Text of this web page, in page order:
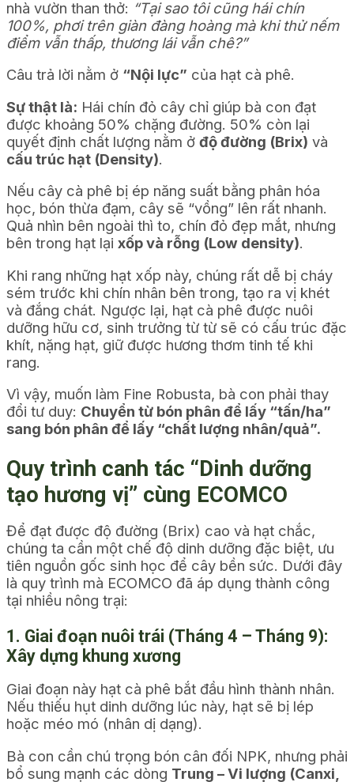
nhà vườn than thở: “Tại sao tôi cũng hái chín
100%, phơi trên giàn đàng hoàng mà khi thử nếm
điểm vẫn thấp, thương lái vẫn chê?”
Câu trả lời nằm ở “Nội lực” của hạt cà phê.
Sự thật là: Hái chín đỏ cây chỉ giúp bà con đạt
được khoảng 50% chặng đường. 50% còn lại
quyết định chất lượng nằm ở độ đường (Brix) và
cấu trúc hạt (Density).
Nếu cây cà phê bị ép năng suất bằng phân hóa
học, bón thừa đạm, cây sẽ “vồng” lên rất nhanh.
Quả nhìn bên ngoài thì to, chín đỏ đẹp mắt, nhưng
bên trong hạt lại xốp và rỗng (Low density).
Khi rang những hạt xốp này, chúng rất dễ bị cháy
sém trước khi chín nhân bên trong, tạo ra vị khét
và đắng chát. Ngược lại, hạt cà phê được nuôi
dưỡng hữu cơ, sinh trưởng từ từ sẽ có cấu trúc đặc
khít, nặng hạt, giữ được hương thơm tinh tế khi
rang.
Vì vậy, muốn làm Fine Robusta, bà con phải thay
đổi tư duy: Chuyển từ bón phân để lấy “tấn/ha”
sang bón phân để lấy “chất lượng nhân/quả”.
Quy trình canh tác “Dinh dưỡng
tạo hương vị” cùng ECOMCO
Để đạt được độ đường (Brix) cao và hạt chắc,
chúng ta cần một chế độ dinh dưỡng đặc biệt, ưu
tiên nguồn gốc sinh học để cây bền sức. Dưới đây
là quy trình mà ECOMCO đã áp dụng thành công
tại nhiều nông trại:
1. Giai đoạn nuôi trái (Tháng 4 – Tháng 9):
Xây dựng khung xương
Giai đoạn này hạt cà phê bắt đầu hình thành nhân.
Nếu thiếu hụt dinh dưỡng lúc này, hạt sẽ bị lép
hoặc méo mó (nhân dị dạng).
Bà con cần chú trọng bón cân đối NPK, nhưng phải
bổ sung mạnh các dòng Trung – Vi lượng (Canxi,